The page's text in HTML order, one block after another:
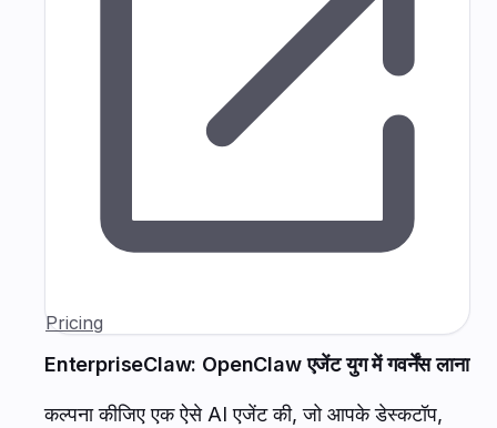
Pricing
EnterpriseClaw: OpenClaw एजेंट युग में गवर्नेंस लाना
कल्पना कीजिए एक ऐसे AI एजेंट की, जो आपके डेस्कटॉप,